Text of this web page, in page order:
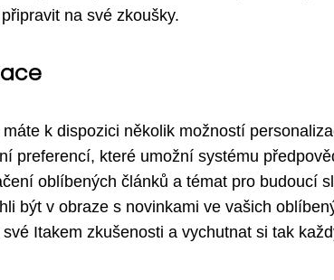
na své zkoušky.
k dispozici několik možností
preferencí, které umožní systému
oblíbených článků a témat pro budoucí
být v obraze s novinkami ve vašich
Itakem zkušenosti a vychutnat si tak